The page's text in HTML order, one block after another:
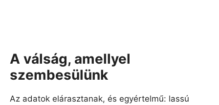
A válság, amellyel
szembesülünk
Az adatok elárasztanak, és egyértelmű: lassú